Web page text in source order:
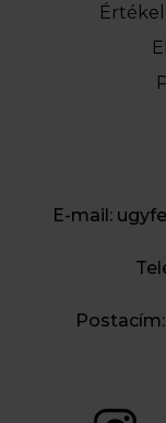
E-mail: